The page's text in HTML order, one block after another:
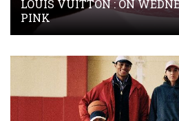
LOUIS VUITTON : ON
PINK